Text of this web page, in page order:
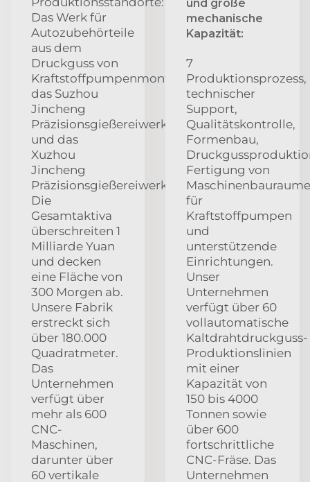
Das Werk für
Autozubehörteile
aus dem
Druckguss von
Kraftstoffpumpenmontagehalterungen,
das Suzhou
Jincheng
Präzisionsgießereiwerk
und das
Xuzhou
Jincheng
Präzisionsgießereiwerk.
Die
Gesamtaktiva
überschreiten 1
Milliarde Yuan
und decken
eine Fläche von
300 Morgen ab.
Unsere Fabrik
erstreckt sich
über 180.000
Quadratmeter.
Das
Unternehmen
verfügt über
mehr als 600
CNC-
Maschinen,
darunter über
60 vertikale
und große
mechanische
Kapazität:
7
Produktionsprozess,
technischer
Support,
Qualitätskontrolle,
Formenbau,
Fertigung von
für
Kraftstoffpumpen
und
unterstützende
Einrichtungen.
Unser
Unternehmen
verfügt über 60
vollautomatische
Kaltdrahtdruckguss-
Produktionslinien
mit einer
Kapazität von
150 bis 4000
Tonnen sowie
über 600
fortschrittliche
CNC-Fräse. Das
Unternehmen